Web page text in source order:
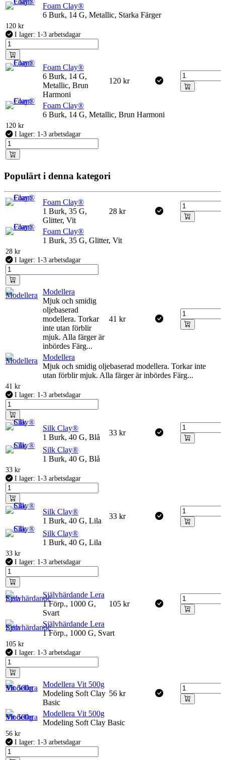
Foam Clay®
6 Burk, 14 G, Metallic, Starka Färger
120 kr
I lager: 1-3 arbetsdagar
Foam Clay®
6 Burk, 14 G,
Metallic, Brun
Harmoni
120 kr
Foam Clay®
6 Burk, 14 G, Metallic, Brun Harmoni
120 kr
I lager: 1-3 arbetsdagar
Populärt i denna kategori
Foam Clay®
1 Burk, 35 G,
Glitter, Vit
28 kr
Foam Clay®
1 Burk, 35 G, Glitter, Vit
28 kr
I lager: 1-3 arbetsdagar
Modellera
Mjuk och smidig
oljebaserad
modellera. Torkar
inte utan förblir
mjuk. Alla färger är
inbördes Färg...
41 kr
Modellera
Mjuk och smidig oljebaserad modellera. Torkar inte
utan förblir mjuk. Alla färger är inbördes Färg...
41 kr
I lager: 1-3 arbetsdagar
Silk Clay®
1 Burk, 40 G, Blå
33 kr
Silk Clay®
1 Burk, 40 G, Blå
33 kr
I lager: 1-3 arbetsdagar
Silk Clay®
1 Burk, 40 G, Lila
33 kr
Silk Clay®
1 Burk, 40 G, Lila
33 kr
I lager: 1-3 arbetsdagar
Självhärdande Lera
1 Förp., 1000 G,
Svart
105 kr
Självhärdande Lera
1 Förp., 1000 G, Svart
105 kr
I lager: 1-3 arbetsdagar
Modellera Vit 500g
Modeling Soft Clay
Basic
56 kr
Modellera Vit 500g
Modeling Soft Clay Basic
56 kr
I lager: 1-3 arbetsdagar